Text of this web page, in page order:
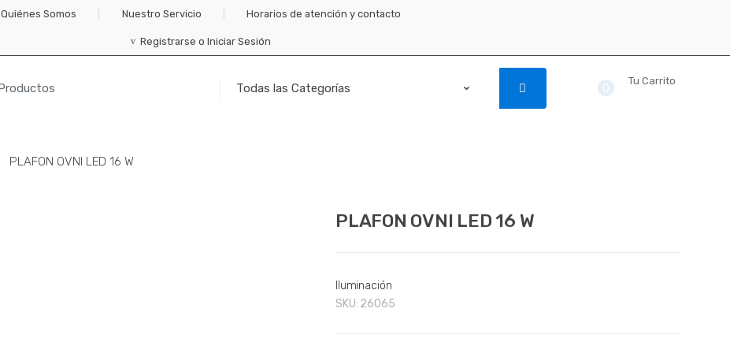
Quiénes Somos Nuestro Servicio Horarios de atención y contacto
Registrarse o Iniciar Sesión
Tu Carrito
PLAFON OVNI LED 16 W
PLAFON OVNI LED 16 W
Iluminación
SKU: 26065